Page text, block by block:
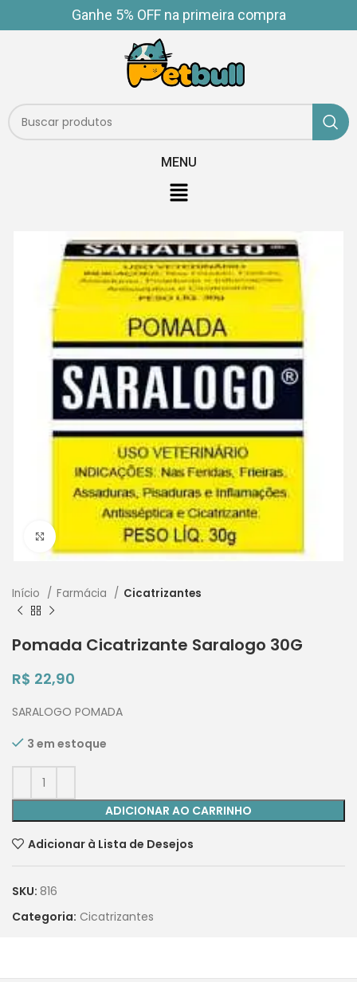
Ganhe 5% OFF na primeira compra
MENU
Clique para ampliar
Início Farmácia Cicatrizantes
Pomada Cicatrizante Saralogo 30G
R$ 22,90
SARALOGO POMADA
3 em estoque
ADICIONAR AO CARRINHO
Adicionar à Lista de Desejos
SKU: 816
Categoria: Cicatrizantes